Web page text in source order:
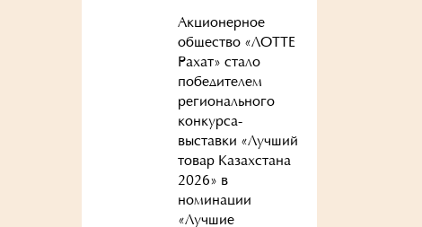
Акционерное
общество «ЛОТТЕ
Рахат» стало
победителем
регионального
конкурса-
выставки «Лучший
товар Казахстана
2026» в
номинации
«Лучшие